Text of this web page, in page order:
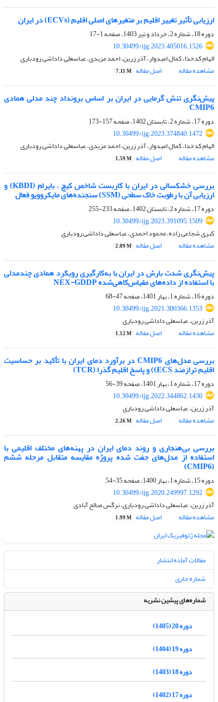
ارزیابی تأثیر تغییر اقلیم بر متغیرهای اصلی اقلیم (ECVs) در ایران
دوره 18، شماره 2، خرداد و تیر 1403، صفحه
1-17
10.30499/ijg.2023.405016.1526
الهام کدخدا، کمال امیدوار، آذر زرین، احمد مزیدی، عباسعلی داداشی رودباری
مشاهده مقاله
اصل مقاله 7.11 M
پیش‌نگری تنش گرمایی در ایران بر اساس برونداد چند مدلی همادی
CMIP6
دوره 17، شماره 2، تابستان 1402، صفحه
157-173
10.30499/ijg.2023.374840.1472
الهام کدخدا، کمال امیدوار، آذر زرین، احمد مزیدی، عباسعلی داداشی رودباری
مشاهده مقاله
اصل مقاله 1.59 M
بررسی خشکسالی در ایران با کاربست شاخص کیچ – بایرام (KBDI) و
ارزیابی آن با رطوبت خاک سطحی (SSM) سنجنده‌های مایکروویو فعال
دوره 17، شماره 2، تابستان 1402، صفحه
233-255
10.30499/ijg.2023.391095.1509
کبری شجاعی زاده، محمود احمدی، عباسعلی داداشی رودباری
مشاهده مقاله
اصل مقاله 2.09 M
پیش‌نگری شدت بارش در ایران با به‌کارگیری رویکرد همادی چندمدلی
با استفاده از داده‌های مقیاس‎‌کاهی‌شده NEX-GDDP
دوره 16، شماره 1، بهار 1401، صفحه
47-68
10.30499/ijg.2021.300366.1353
آذر زرین، عباسعلی داداشی رودباری
مشاهده مقاله
اصل مقاله 1.12 M
بررسی مدل‌های CMIP6 در برآورد دمای ایران با تأکید بر حساسیت
اقلیم ترازمند ECS)) و پاسخ اقلیم گذرا (TCR)
دوره 17، شماره 1، بهار 1401، صفحه
39-56
10.30499/ijg.2022.344862.1430
آذر زرین، عباسعلی داداشی رودباری
مشاهده مقاله
اصل مقاله 2.26 M
بررسی بی‌هنجاری و روند دمای ایران در پهنه‌های مختلف اقلیمی با
استفاده از مدل‌های جفت شده پروژه مقایسه متقابل مرحله ششم
(CMIP6)
دوره 15، شماره 1، بهار 1400، صفحه
35-54
10.30499/ijg.2020.249997.1292
آذر زرین، عباسعلی داداشی رودباری، نرگس صالح آبادی
مشاهده مقاله
اصل مقاله 1.99 M
مقالات آماده انتشار
شماره جاری
شماره‌های پیشین نشریه
دوره 20 (1405)
دوره 19 (1404)
دوره 18 (1403)
دوره 17 (1402)